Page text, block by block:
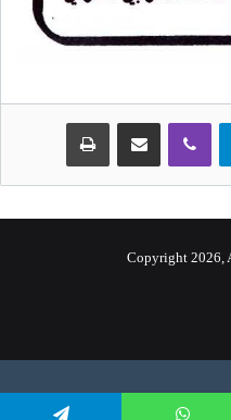
تيلقرام